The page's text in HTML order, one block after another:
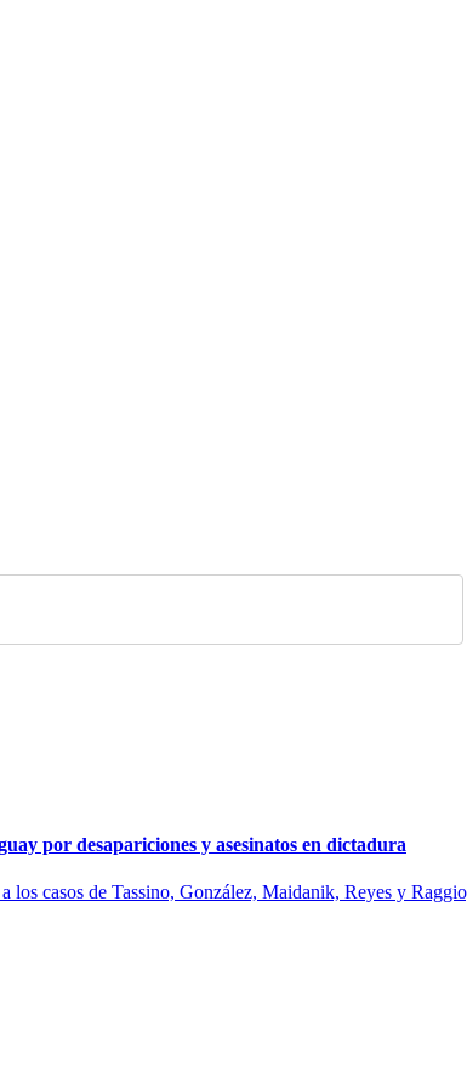
por desapariciones y asesinatos en dictadura
los casos de Tassino, González, Maidanik, Reyes y